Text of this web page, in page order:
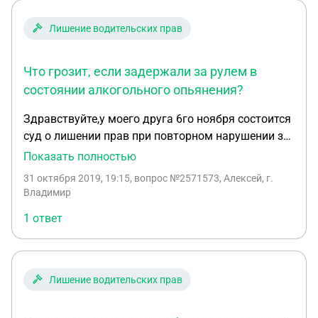
Лишение водительских прав
Что грозит, если задержали за рулем в
состоянии алкогольного опьянения?
Здравствуйте,у моего друга 6го ноября состоится
суд о лишении прав при повторном нарушении за
год,но когда сотрудники ДПС остановили двух
медосвидетельствование на месте показала
сотрудники ДПС с одного понятого только взяли
подпись почему то.... Дальше сотрудники с
другом поговорили и отпустили,я за ним на своей
машине поехал следом,на светофоре его опять
остановили сотрудники ДПС и предложили
Показать полностью
31 октября 2019, 19:15, вопрос №2571573, Алексей, г.
Владимир
1 ответ
Лишение водительских прав